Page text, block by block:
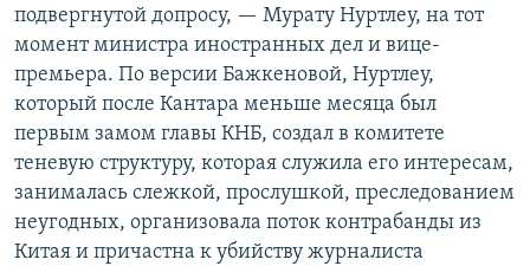
подвергнутой допросу, — Мурату Нуртлеу, на тот
момент министра иностранных дел и вице-
премьера. По версии Бажкеновой, Нуртлеу,
который после Кантара меньше месяца был
первым замом главы КНБ, создал в комитете
теневую структуру, которая служила его интересам,
занималась слежкой, прослушкой, преследованием
неугодных, организовала поток контрабанды из
Китая и причастна к убийству журналиста